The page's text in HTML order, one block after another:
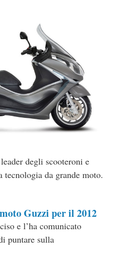
degli scooteroni e
tecnologia da grande moto.
Guzzi per il 2012
e l’ha comunicato
puntare sulla